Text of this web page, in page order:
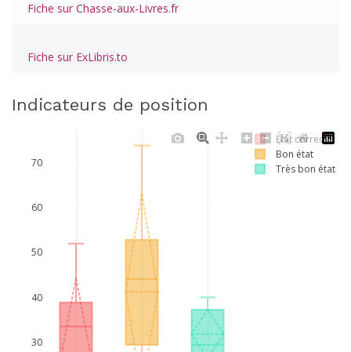
Fiche sur Chasse-aux-Livres.fr
Fiche sur ExLibris.to
Indicateurs de position
30
40
50
60
70
Etat correct
Bon état
Très bon état